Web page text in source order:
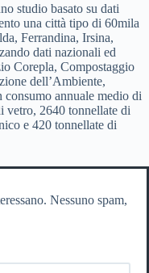
studio basato su dati
una città tipo di 60mila
Ferrandina, Irsina,
dati nazionali ed
Corepla, Compostaggio
dell’Ambiente,
consumo annuale medio di
vetro, 2640 tonnellate di
e 420 tonnellate di
Nessuno spam,